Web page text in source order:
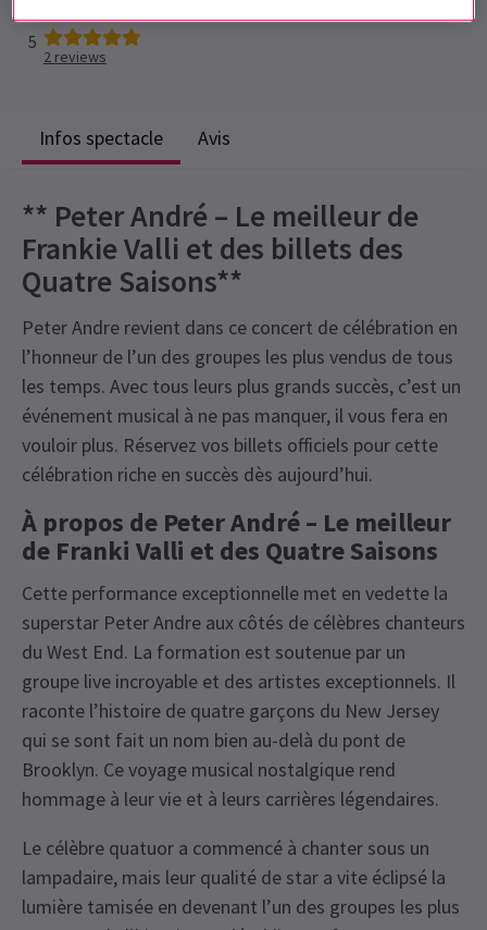
5
2 reviews
Infos spectacle Avis
** Peter André – Le meilleur de
Frankie Valli et des billets des
Quatre Saisons**
Peter Andre revient dans ce concert de célébration en
l’honneur de l’un des groupes les plus vendus de tous
les temps. Avec tous leurs plus grands succès, c’est un
événement musical à ne pas manquer, il vous fera en
vouloir plus. Réservez vos billets officiels pour cette
célébration riche en succès dès aujourd’hui.
À propos de Peter André – Le meilleur
de Franki Valli et des Quatre Saisons
Cette performance exceptionnelle met en vedette la
superstar Peter Andre aux côtés de célèbres chanteurs
du West End. La formation est soutenue par un
groupe live incroyable et des artistes exceptionnels. Il
raconte l’histoire de quatre garçons du New Jersey
qui se sont fait un nom bien au-delà du pont de
Brooklyn. Ce voyage musical nostalgique rend
hommage à leur vie et à leurs carrières légendaires.
Le célèbre quatuor a commencé à chanter sous un
lampadaire, mais leur qualité de star a vite éclipsé la
lumière tamisée en devenant l’un des groupes les plus